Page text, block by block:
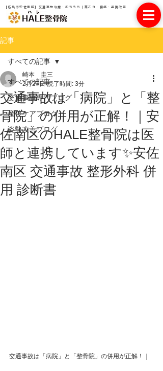
【広島市安佐南区】交通事故治療・むちうち｜肩こり・腰痛・姿勢改善
記事
すべての記事
交通事故専門ブログ
産後ケアブログ
姿勢改善ブログ
すべての記事
交通事故は「病院」と「整
骨院」の併用が正解！｜安
佐南区のHALE整骨院は医
師と連携しています✨安佐
南区 交通事故 整形外科 併
用 診断書
崎本 圭三
2月27日 読了時間: 3分
交通事故は「病院」と「整骨院」の併用が正解！｜